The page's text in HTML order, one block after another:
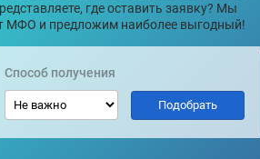
где оставить заявку? Мы
МФО и предложим наиболее выгодный!
Способ получения